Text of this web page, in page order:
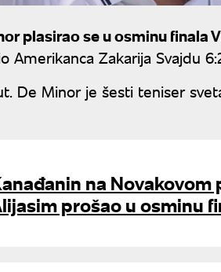
plasirao se u osminu finala
Zakarija Svajdu
De Minor je šesti teniser
na Novakovom
prošao u osminu